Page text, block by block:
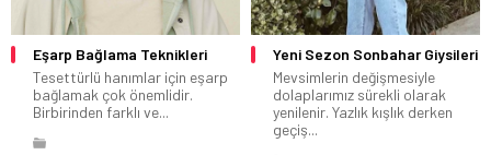
Eşarp Bağlama Teknikleri
Tesettürlü hanımlar için eşarp
bağlamak çok önemlidir.
Birbirinden farklı ve...
Yeni Sezon Sonbahar Giysileri
Mevsimlerin değişmesiyle
dolaplarımız sürekli olarak
yenilenir. Yazlık kışlık derken
geçiş...